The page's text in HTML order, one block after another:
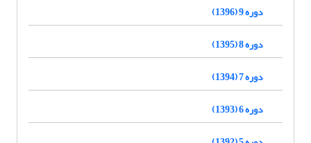
دوره 9 (1396)
دوره 8 (1395)
دوره 7 (1394)
دوره 6 (1393)